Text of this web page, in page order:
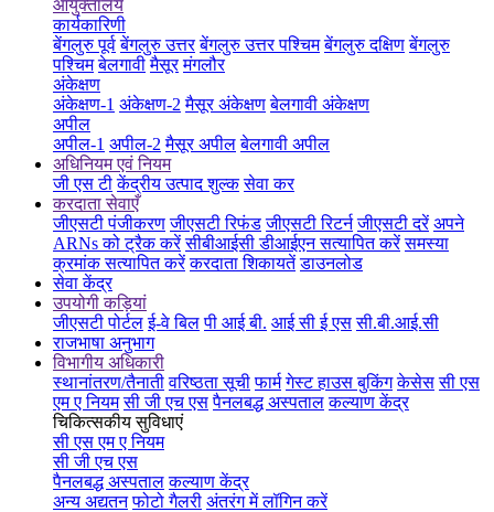
आयुक्तालय
कार्यकारिणी
बेंगलुरु पूर्व बेंगलुरु उत्तर बेंगलुरु उत्तर पश्चिम बेंगलुरु दक्षिण बेंगलुरु
पश्चिम बेलगावी मैसूर मंगलौर
अंकेक्षण
अंकेक्षण-1 अंकेक्षण-2 मैसूर अंकेक्षण बेलगावी अंकेक्षण
अपील
अपील-1 अपील-2 मैसूर अपील बेलगावी अपील
अधिनियम एवं नियम
जी एस टी केंद्रीय उत्पाद शुल्क सेवा कर
करदाता सेवाएँ
जीएसटी पंजीकरण जीएसटी रिफंड जीएसटी रिटर्न जीएसटी दरें अपने
ARNs को ट्रैक करें सीबीआईसी डीआईएन सत्यापित करें समस्या
क्रमांक सत्यापित करें करदाता शिकायतें डाउनलोड
सेवा केंद्र
उपयोगी कड़ियां
जीएसटी पोर्टल ई-वे बिल पी आई बी. आई सी ई एस सी.बी.आई.सी
राजभाषा अनुभाग
विभागीय अधिकारी
स्थानांतरण/तैनाती वरिष्ठता सूची फार्म गेस्ट हाउस बुकिंग केसेस सी एस
एम ए नियम सी जी एच एस पैनलबद्ध अस्पताल कल्याण केंद्र
चिकित्सकीय सुविधाएं
सी एस एम ए नियम
सी जी एच एस
पैनलबद्ध अस्पताल कल्याण केंद्र
अन्य अद्यतन फोटो गैलरी अंतरंग में लॉगिन करें